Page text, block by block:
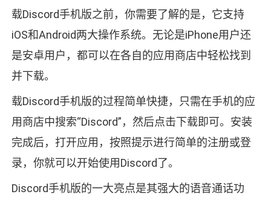
载Discord手机版之前，你需要了解的是，它支持
iOS和Android两大操作系统。无论是iPhone用户还
是安卓用户，都可以在各自的应用商店中轻松找到
并下载。
载Discord手机版的过程简单快捷，只需在手机的应
用商店中搜索“Discord”，然后点击下载即可。安装
完成后，打开应用，按照提示进行简单的注册或登
录，你就可以开始使用Discord了。
Discord手机版的一大亮点是其强大的语音通话功